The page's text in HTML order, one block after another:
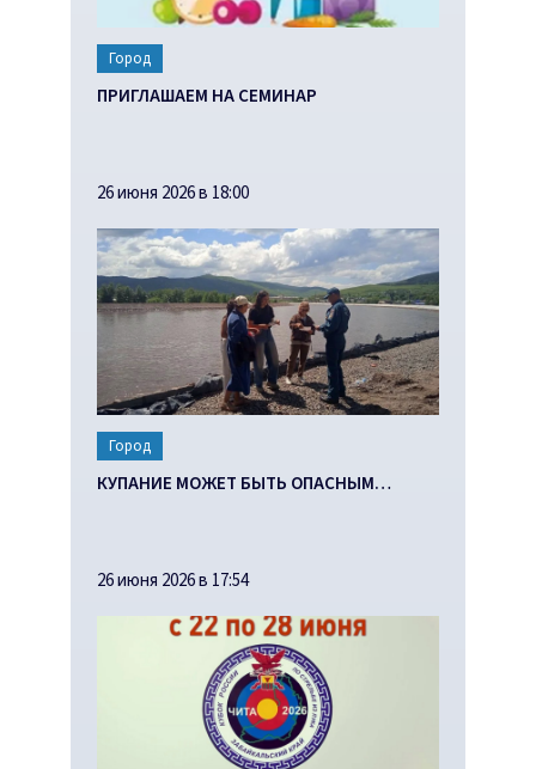
Город
ПРИГЛАШАЕМ НА СЕМИНАР
26 июня 2026 в 18:00
Город
КУПАНИЕ МОЖЕТ БЫТЬ ОПАСНЫМ…
26 июня 2026 в 17:54